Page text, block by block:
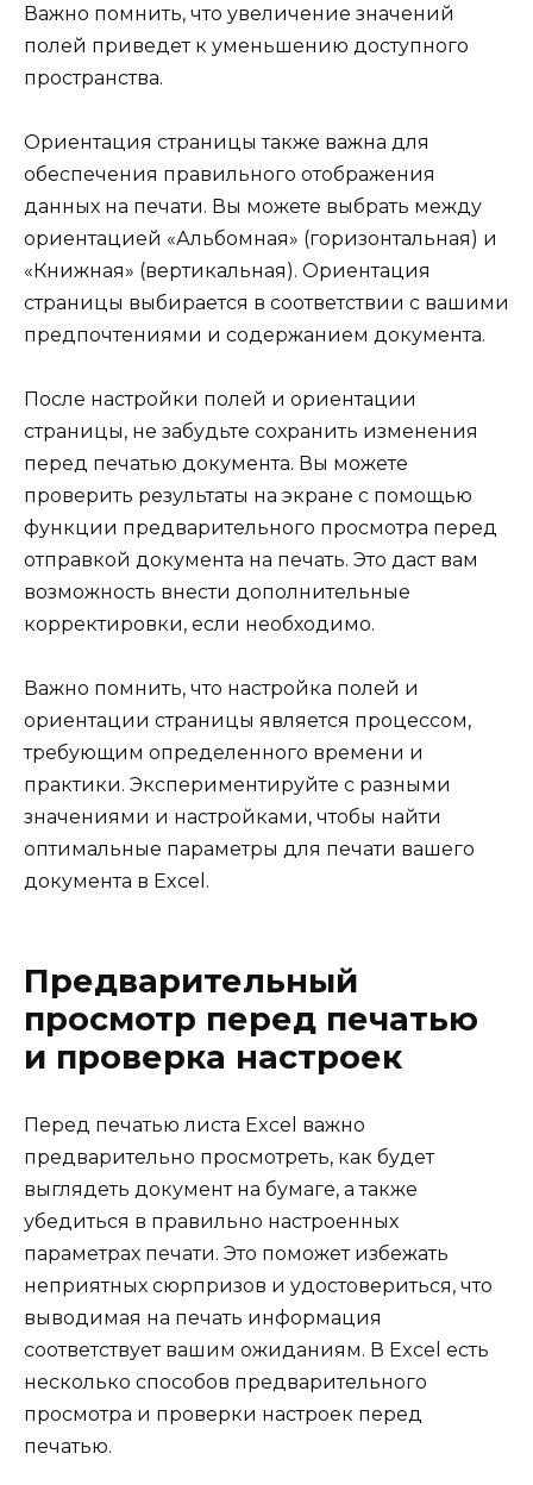
Важно помнить, что увеличение значений
полей приведет к уменьшению доступного
пространства.
Ориентация страницы также важна для
обеспечения правильного отображения
данных на печати. Вы можете выбрать между
ориентацией «Альбомная» (горизонтальная) и
«Книжная» (вертикальная). Ориентация
страницы выбирается в соответствии с вашими
предпочтениями и содержанием документа.
После настройки полей и ориентации
страницы, не забудьте сохранить изменения
перед печатью документа. Вы можете
проверить результаты на экране с помощью
функции предварительного просмотра перед
отправкой документа на печать. Это даст вам
возможность внести дополнительные
корректировки, если необходимо.
Важно помнить, что настройка полей и
ориентации страницы является процессом,
требующим определенного времени и
практики. Экспериментируйте с разными
значениями и настройками, чтобы найти
оптимальные параметры для печати вашего
документа в Excel.
Предварительный
просмотр перед печатью
и проверка настроек
Перед печатью листа Excel важно
предварительно просмотреть, как будет
выглядеть документ на бумаге, а также
убедиться в правильно настроенных
параметрах печати. Это поможет избежать
неприятных сюрпризов и удостовериться, что
выводимая на печать информация
соответствует вашим ожиданиям. В Excel есть
несколько способов предварительного
просмотра и проверки настроек перед
печатью.